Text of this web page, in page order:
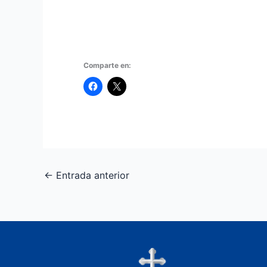
Comparte en:
← Entrada anterior